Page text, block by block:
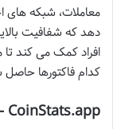
معاملات، شبکه های
دهد که شفافیت
افراد کمک می کند
کدام فاکتورها
CoinStats.app – با قابلیت های مقایسه ای پیشرفته